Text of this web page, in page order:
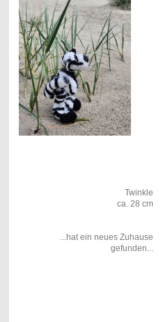
Twinkle
ca. 28 cm
...hat ein neues Zuhause
gefunden...